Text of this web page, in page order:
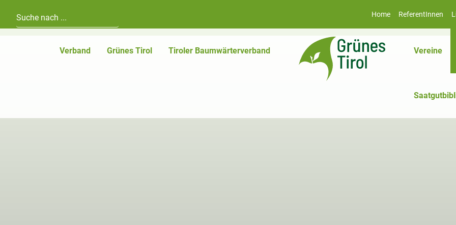
Home ReferentInnen
Verband Grünes Tirol Tiroler Baumwärterverband Vereine